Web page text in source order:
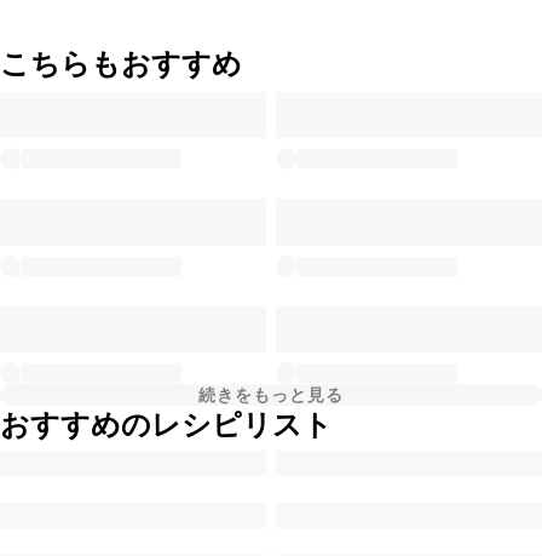
こちらもおすすめ
続きをもっと見る
おすすめのレシピリスト